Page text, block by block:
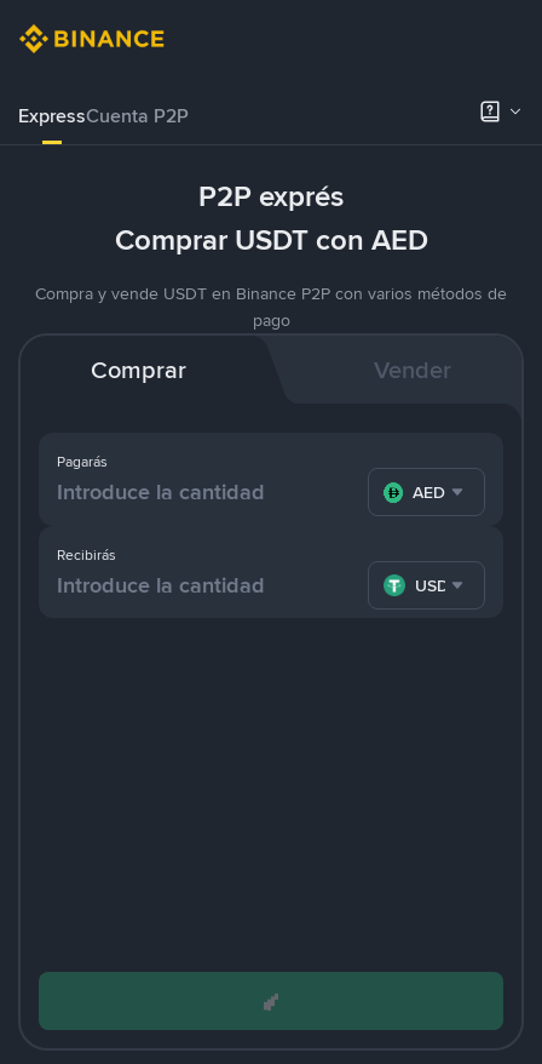
ExpressCuenta P2P
P2P exprés
Comprar USDT con AED
Compra y vende USDT en Binance P2P con varios métodos de
pago
Comprar Vender
Pagarás
AED
Recibirás
USDT